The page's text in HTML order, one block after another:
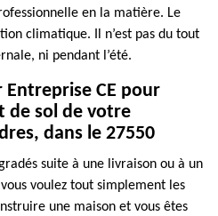
en la matière. Le
climatique. Il n’est pas du tout
ni pendant l’été.
Entreprise CE pour
de sol de votre
dans le 27550
suite à une livraison ou à un
voulez tout simplement les
une maison et vous êtes